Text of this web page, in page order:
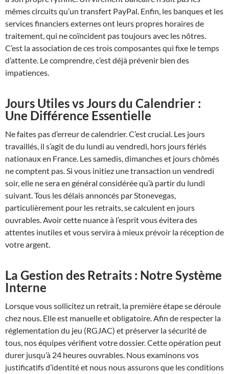
mêmes circuits qu’un transfert PayPal. Enfin, les banques et les
services financiers externes ont leurs propres horaires de
traitement, qui ne coïncident pas toujours avec les nôtres.
C’est la association de ces trois composantes qui fixe le temps
d’attente. Le comprendre, c’est déjà prévenir bien des
impatiences.
Jours Utiles vs Jours du Calendrier :
Une Différence Essentielle
Ne faites pas d’erreur de calendrier. C’est crucial. Les jours
travaillés, il s’agit de du lundi au vendredi, hors jours fériés
nationaux en France. Les samedis, dimanches et jours chômés
ne comptent pas. Si vous initiez une transaction un vendredi
soir, elle ne sera en général considérée qu’à partir du lundi
suivant. Tous les délais annoncés par Stonevegas,
particulièrement pour les retraits, se calculent en jours
ouvrables. Avoir cette nuance à l’esprit vous évitera des
attentes inutiles et vous servira à mieux prévoir la réception de
votre argent.
La Gestion des Retraits : Notre Système
Interne
Lorsque vous sollicitez un retrait, la première étape se déroule
chez nous. Elle est manuelle et obligatoire. Afin de respecter la
réglementation du jeu (RGJAC) et préserver la sécurité de
tous, nos équipes vérifient votre dossier. Cette opération peut
durer jusqu’à 24 heures ouvrables. Nous examinons vos
justificatifs d’identité et nous nous assurons que les conditions